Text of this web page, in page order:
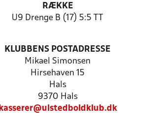
RÆKKE
U9 Drenge B (17) 5:5 TT
KLUBBENS POSTADRESSE
Mikael Simonsen
Hirsehaven 15
Hals
9370 Hals
kasserer@ulstedboldklub.dk